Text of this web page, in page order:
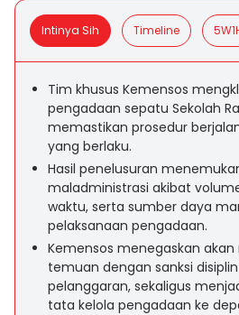
Intinya Sih Timeline
Tim khusus Kemensos
pengadaan sepatu Sekolah
memastikan prosedur
yang berlaku.
Hasil penelusuran
maladministrasi akibat
waktu, serta sumber daya
pelaksanaan pengadaan.
Kemensos menegaskan
temuan dengan sanksi
pelanggaran, sekaligus
tata kelola pengadaan ke